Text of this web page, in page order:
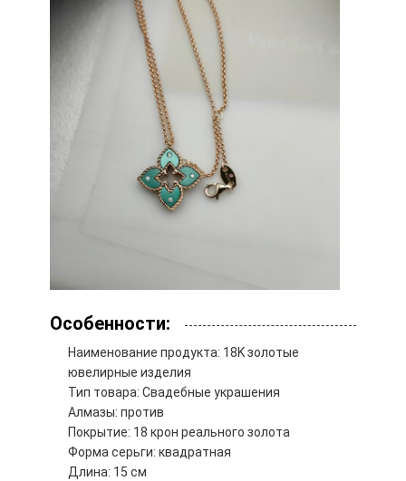
экскурсия по заводу
Контроль качества
Новости
Случаи
Блог
Особенности:
Наименование продукта: 18K золотые
ювелирные изделия
Тип товара: Свадебные украшения
Алмазы: против
Покрытие: 18 крон реального золота
Форма серьги: квадратная
Длина: 15 см